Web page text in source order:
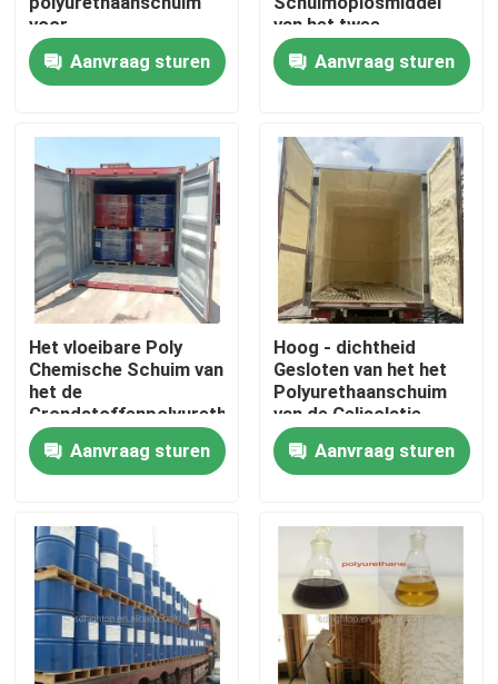
Thuis
Over ons
Fabrieksreis
Kwaliteitscontrole
Contacteer ons
nieuws
Vraag een offerte aan
Hightop Mini Excavator
kleine hydraulische graafmachine
voor
Woningbouwisolatie
Aanvraag sturen
van het twee
voor Dakdeklaag
Aanvraag sturen
Het vloeibare Poly
Chemische Schuim van
het de
Grondstoffenpolyurethaan
van ISO voor
Ononderbroken
Sandwichcomité
Aanvraag sturen
Hoog - dichtheid
Gesloten van het het
Polyurethaanschuim
van de Celisolatie
Chemisch de
Nevelmateriaal
Aanvraag sturen